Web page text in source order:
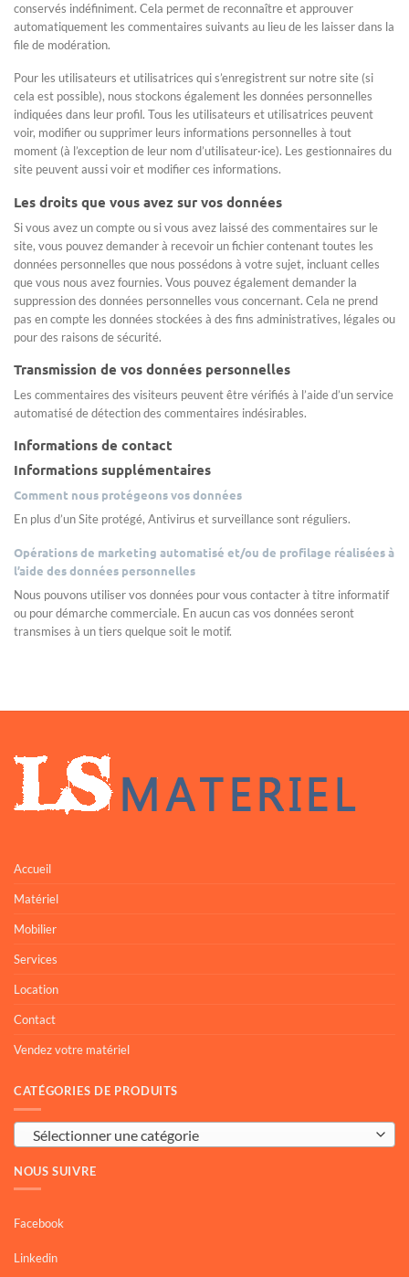
conservés indéfiniment. Cela permet de reconnaître et approuver
automatiquement les commentaires suivants au lieu de les laisser dans la
file de modération.
Pour les utilisateurs et utilisatrices qui s’enregistrent sur notre site (si
cela est possible), nous stockons également les données personnelles
indiquées dans leur profil. Tous les utilisateurs et utilisatrices peuvent
voir, modifier ou supprimer leurs informations personnelles à tout
moment (à l’exception de leur nom d’utilisateur·ice). Les gestionnaires du
site peuvent aussi voir et modifier ces informations.
Les droits que vous avez sur vos données
Si vous avez un compte ou si vous avez laissé des commentaires sur le
site, vous pouvez demander à recevoir un fichier contenant toutes les
données personnelles que nous possédons à votre sujet, incluant celles
que vous nous avez fournies. Vous pouvez également demander la
suppression des données personnelles vous concernant. Cela ne prend
pas en compte les données stockées à des fins administratives, légales ou
pour des raisons de sécurité.
Transmission de vos données personnelles
Les commentaires des visiteurs peuvent être vérifiés à l’aide d’un service
automatisé de détection des commentaires indésirables.
Informations de contact
Informations supplémentaires
Comment nous protégeons vos données
En plus d’un Site protégé, Antivirus et surveillance sont réguliers.
Opérations de marketing automatisé et/ou de profilage réalisées à
l’aide des données personnelles
Nous pouvons utiliser vos données pour vous contacter à titre informatif
ou pour démarche commerciale. En aucun cas vos données seront
transmises à un tiers quelque soit le motif.
Accueil
Matériel
Mobilier
Services
Location
Contact
Vendez votre matériel
CATÉGORIES DE PRODUITS
Sélectionner une catégorie
NOUS SUIVRE
Facebook
Linkedin